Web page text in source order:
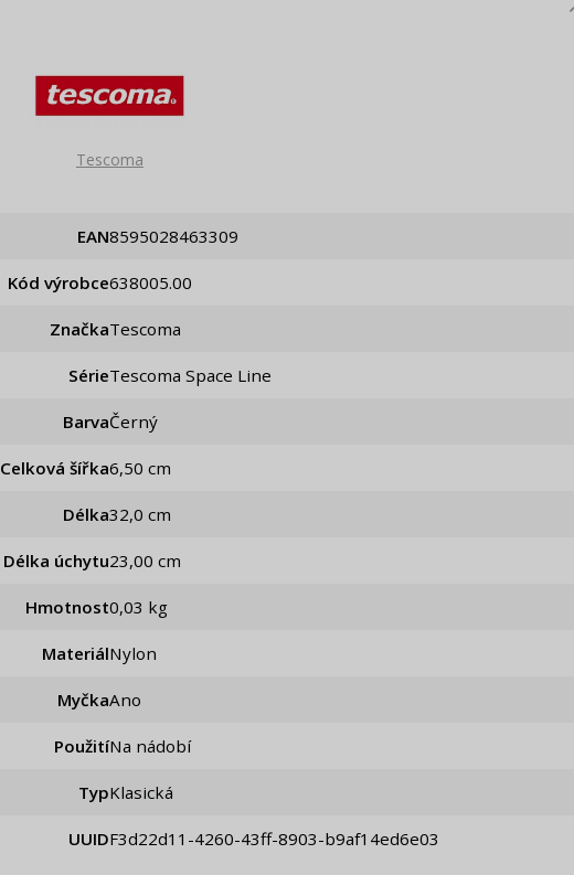
Tescoma
EAN 8595028463309
Kód výrobce 638005.00
Značka Tescoma
Série Tescoma Space Line
Barva Černý
Celková šířka 6,50 cm
Délka 32,0 cm
Délka úchytu 23,00 cm
Hmotnost 0,03 kg
Materiál Nylon
Myčka Ano
Použití Na nádobí
Typ Klasická
UUID f3d22d11-4260-43ff-8903-b9af14ed6e03